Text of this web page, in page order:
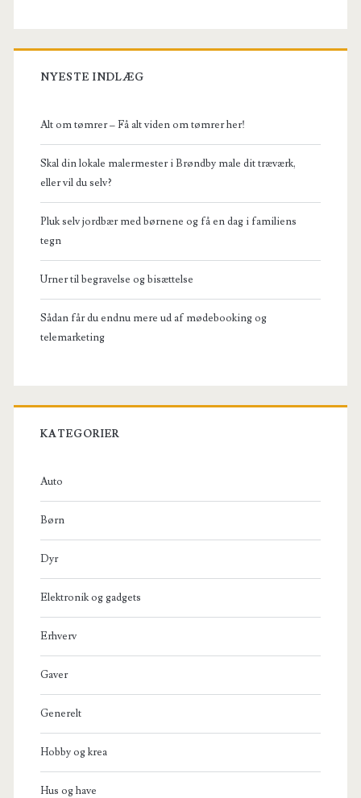
NYESTE INDLÆG
Alt om tømrer – Få alt viden om tømrer her!
Skal din lokale malermester i Brøndby male dit træværk,
eller vil du selv?
Pluk selv jordbær med børnene og få en dag i familiens
tegn
Urner til begravelse og bisættelse
Sådan får du endnu mere ud af mødebooking og
telemarketing
KATEGORIER
Auto
Børn
Dyr
Elektronik og gadgets
Erhverv
Gaver
Generelt
Hobby og krea
Hus og have